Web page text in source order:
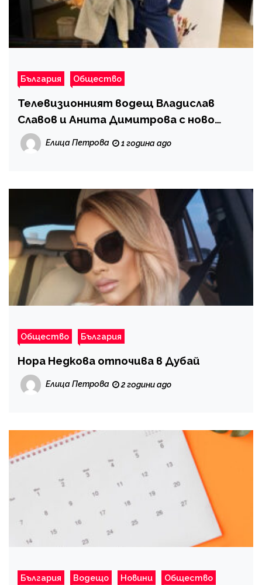
България Общество
Телевизионният водещ Владислав
Славов и Анита Димитрова с ново
предаване – ето какво да очакваме
Елица Петрова 1 година ago
Общество България
Нора Недкова отпочива в Дубай
Елица Петрова 2 години ago
България Водещо Новини Общество